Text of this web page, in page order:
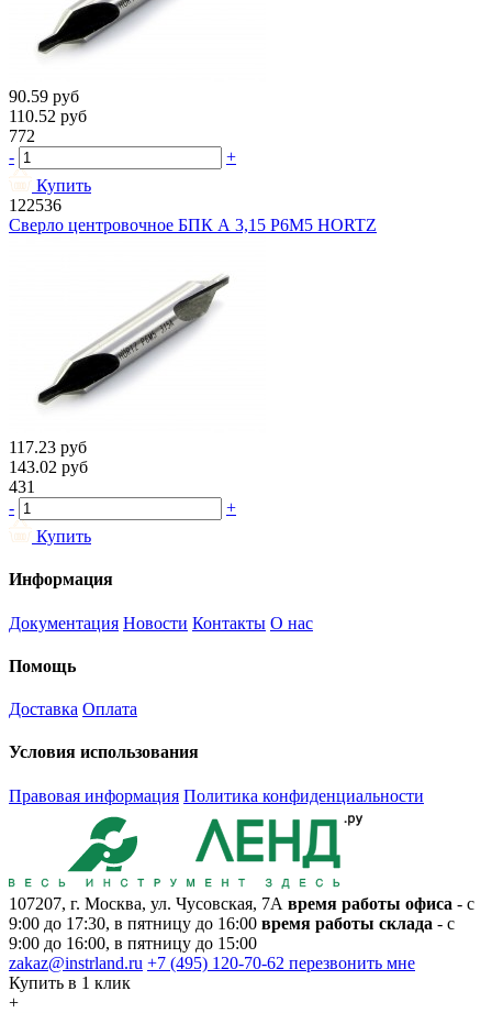
90.59 руб
110.52 руб
772
-
+
Купить
122536
Сверло центровочное БПК А 3,15 Р6М5 HORTZ
117.23 руб
143.02 руб
431
-
+
Купить
Информация
Документация Новости Контакты О нас
Помощь
Доставка Оплата
Условия использования
Правовая информация Политика конфиденциальности
107207, г. Москва, ул. Чусовская, 7А время работы офиса - с
9:00 до 17:30, в пятницу до 16:00 время работы склада - с
9:00 до 16:00, в пятницу до 15:00
zakaz@instrland.ru +7 (495) 120-70-62 перезвонить мне
Купить в 1 клик
+